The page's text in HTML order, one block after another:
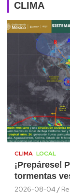
CLIMA
CLIMA LOCAL
¡Prepárese!
tormentas
2026-08-04